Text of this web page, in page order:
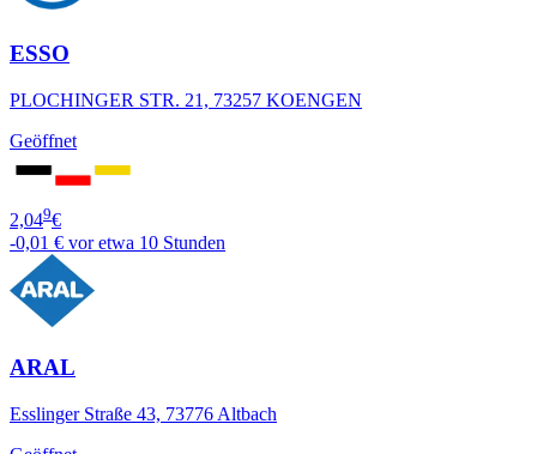
ESSO
PLOCHINGER STR. 21, 73257 KOENGEN
Geöffnet
2,049€
-0,01 € vor etwa 10 Stunden
ARAL
Esslinger Straße 43, 73776 Altbach